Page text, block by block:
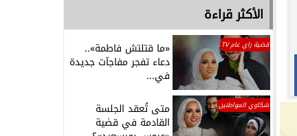
الأكثر قراءة
قضية راي عام TV «ما قتلتش فاطمة»..
دعاء تفجر مفاجآت جديدة
في...
شكاوي المواطنين متى تُعقد الجلسة
القادمة في قضية